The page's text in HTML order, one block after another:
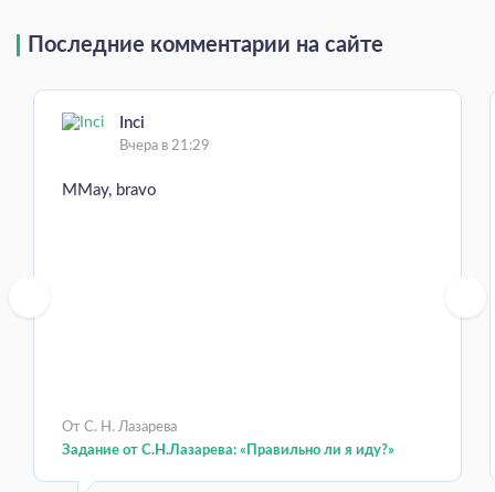
Последние комментарии на сайте
Inci
Вчера в 21:29
MMay, bravo
От С. Н. Лазарева
Задание от С.Н.Лазарева: «Правильно ли я иду?»